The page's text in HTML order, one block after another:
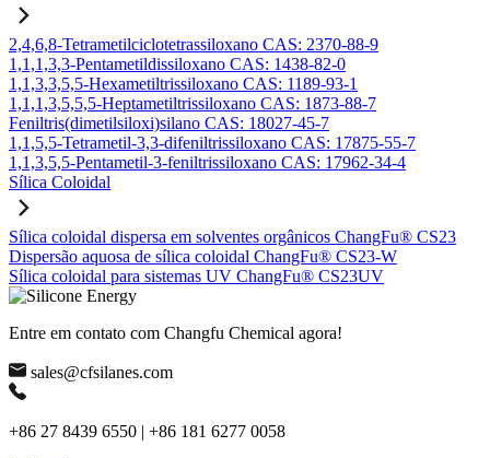
2,4,6,8-Tetrametilciclotetrassiloxano CAS: 2370-88-9
1,1,1,3,3-Pentametildissiloxano CAS: 1438-82-0
1,1,3,3,5,5-Hexametiltrissiloxano CAS: 1189-93-1
1,1,1,3,5,5,5-Heptametiltrissiloxano CAS: 1873-88-7
Feniltris(dimetilsiloxi)silano CAS: 18027-45-7
1,1,5,5-Tetrametil-3,3-difeniltrissiloxano CAS: 17875-55-7
1,1,3,5,5-Pentametil-3-feniltrissiloxano CAS: 17962-34-4
Sílica Coloidal
Sílica coloidal dispersa em solventes orgânicos ChangFu® CS23
Dispersão aquosa de sílica coloidal ChangFu® CS23-W
Sílica coloidal para sistemas UV ChangFu® CS23UV
Entre em contato com Changfu Chemical agora!
sales@cfsilanes.com
+86 27 8439 6550 | +86 181 6277 0058